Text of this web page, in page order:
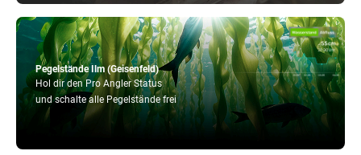
Pegelstände Ilm (Geisenfeld)
Hol dir den Pro Angler Status
und schalte alle Pegelstände frei